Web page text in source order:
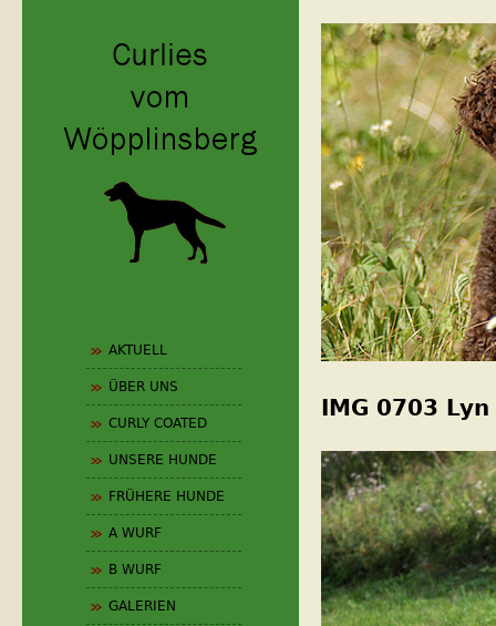
IMG 0703 Lyn
AKTUELL
ÜBER UNS
CURLY COATED
UNSERE HUNDE
FRÜHERE HUNDE
A WURF
B WURF
GALERIEN